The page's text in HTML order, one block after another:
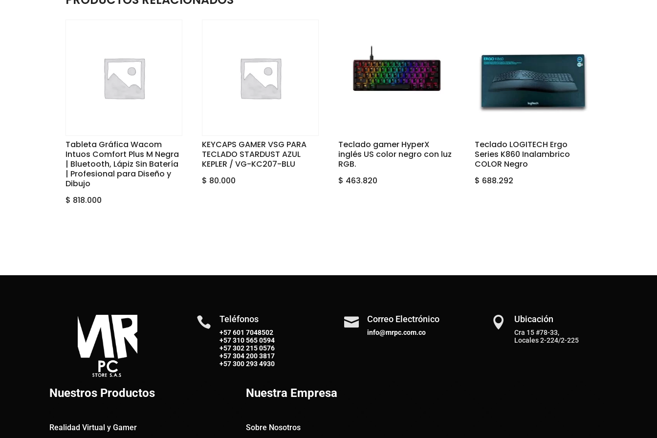
Tableta Gráfica Wacom
Intuos Comfort Plus M Negra
| Bluetooth, Lápiz Sin Batería
| Profesional para Diseño y
Dibujo
$ 818.000
KEYCAPS GAMER VSG PARA
TECLADO STARDUST AZUL
KEPLER / VG-KC207-BLU
$ 80.000
Teclado gamer HyperX
inglés US color negro con luz
RGB.
$ 463.820
Teclado LOGITECH Ergo
Series K860 Inalambrico
COLOR Negro
$ 688.292
 Teléfonos
+57 601 7048502
+57310 565 0594
+57302 215 0576
+57304 200 3817
+57300 293 4930
 Correo Electrónico
info@mrpc.com.co
 Ubicación
Cra 15 #78-33,
Locales 2-224/2-225
Nuestros Productos
Realidad Virtual y Gamer
Nuestra Empresa
Sobre Nosotros